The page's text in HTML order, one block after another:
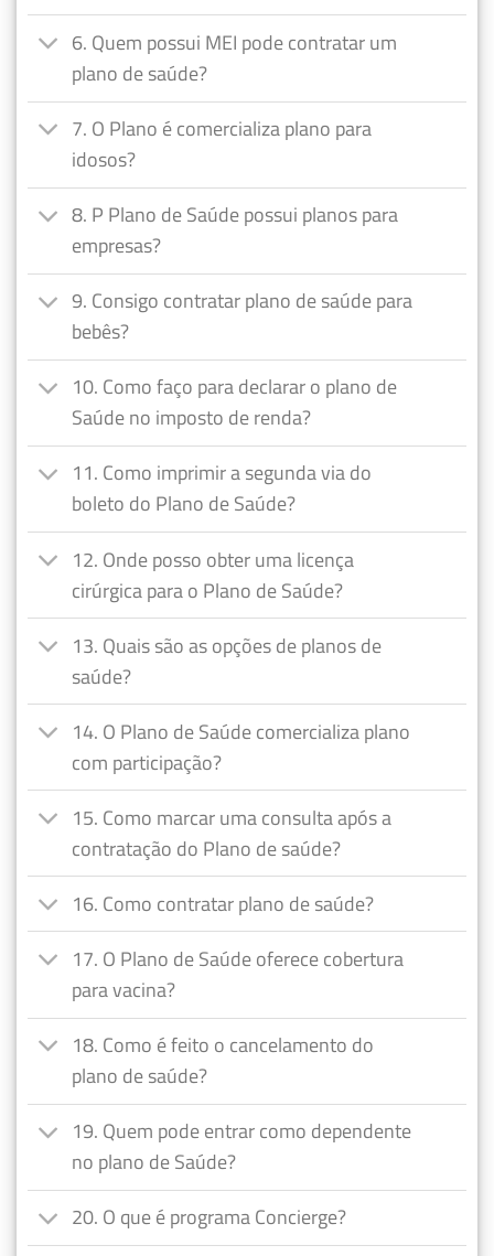
6. Quem possui MEI pode contratar um
plano de saúde?
7. O Plano é comercializa plano para
idosos?
8. P Plano de Saúde possui planos para
empresas?
9. Consigo contratar plano de saúde para
bebês?
10. Como faço para declarar o plano de
Saúde no imposto de renda?
11. Como imprimir a segunda via do
boleto do Plano de Saúde?
12. Onde posso obter uma licença
cirúrgica para o Plano de Saúde?
13. Quais são as opções de planos de
saúde?
14. O Plano de Saúde comercializa plano
com participação?
15. Como marcar uma consulta após a
contratação do Plano de saúde?
16. Como contratar plano de saúde?
17. O Plano de Saúde oferece cobertura
para vacina?
18. Como é feito o cancelamento do
plano de saúde?
19. Quem pode entrar como dependente
no plano de Saúde?
20. O que é programa Concierge?